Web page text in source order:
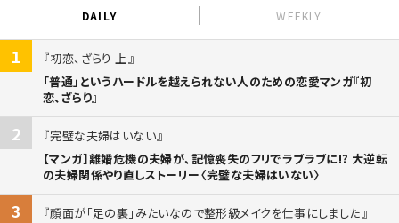
DAILY WEEKLY
1
初恋、ざらり 上
「普通」というハードルを越えられない人のための恋愛マンガ『初
恋、ざらり』
2
完璧な夫婦はいない
【マンガ】離婚危機の夫婦が、記憶喪失のフリでラブラブに!? 大逆転
の夫婦関係やり直しストーリー〈完璧な夫婦はいない〉
3
顔面が「足の裏」みたいなので整形級メイクを仕事にしました